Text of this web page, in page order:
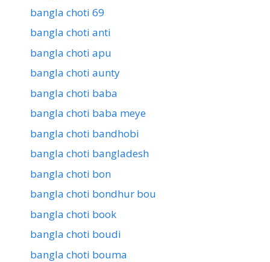
bangla choti 69
bangla choti anti
bangla choti apu
bangla choti aunty
bangla choti baba
bangla choti baba meye
bangla choti bandhobi
bangla choti bangladesh
bangla choti bon
bangla choti bondhur bou
bangla choti book
bangla choti boudi
bangla choti bouma